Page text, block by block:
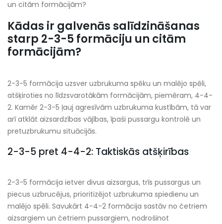
Kādas ir galvenās salīdzināšanas
starp 2-3-5 formāciju un citām
formācijām?
2-3-5 formācija uzsver uzbrukuma spēku un malējo spēli,
atšķiroties no līdzsvarotākām formācijām, piemēram, 4-4-
2. Kamēr 2-3-5 ļauj agresīvām uzbrukuma kustībām, tā var
arī atklāt aizsardzības vājības, īpaši pussargu kontrolē un
pretuzbrukumu situācijās.
2-3-5 pret 4-4-2: Taktiskās atšķirības
2-3-5 formācija ietver divus aizsargus, trīs pussargus un
piecus uzbrucējus, prioritizējot uzbrukuma spiedienu un
malējo spēli. Savukārt 4-4-2 formācija sastāv no četriem
aizsargiem un četriem pussargiem, nodrošinot